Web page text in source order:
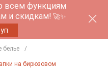
всем функциям
и скидкам! 🚀✨
белье
на бирюзовом